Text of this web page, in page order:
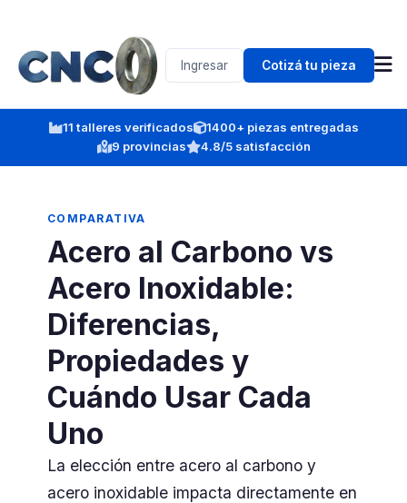
Ingresar Cotizá tu pieza
11 talleres verificados
1400+ piezas entregadas
9 provincias
4.8/5 satisfacción
COMPARATIVA
Acero al Carbono vs
Acero Inoxidable:
Diferencias,
Propiedades y
Cuándo Usar Cada
Uno
La elección entre acero al carbono y
acero inoxidable impacta directamente en